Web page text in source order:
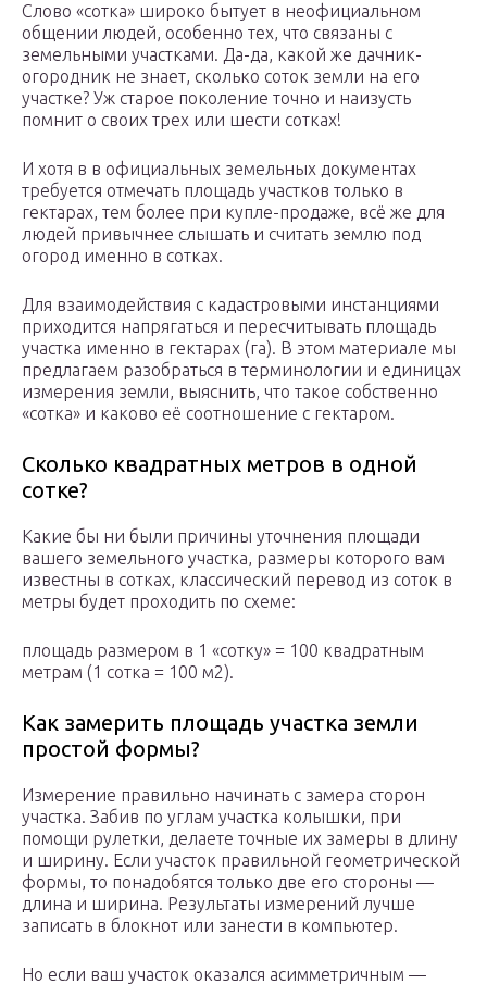
Слово «сотка» широко бытует в неофициальном
общении людей, особенно тех, что связаны с
земельными участками. Да-да, какой же дачник-
огородник не знает, сколько соток земли на его
участке? Уж старое поколение точно и наизусть
помнит о своих трех или шести сотках!
И хотя в в официальных земельных документах
требуется отмечать площадь участков только в
гектарах, тем более при купле-продаже, всё же для
людей привычнее слышать и считать землю под
огород именно в сотках.
Для взаимодействия с кадастровыми инстанциями
приходится напрягаться и пересчитывать площадь
участка именно в гектарах (га). В этом материале мы
предлагаем разобраться в терминологии и единицах
измерения земли, выяснить, что такое собственно
«сотка» и каково её соотношение с гектаром.
Сколько квадратных метров в одной
сотке?
Какие бы ни были причины уточнения площади
вашего земельного участка, размеры которого вам
известны в сотках, классический перевод из соток в
метры будет проходить по схеме:
площадь размером в 1 «сотку» = 100 квадратным
метрам (1 сотка = 100 м2).
Как замерить площадь участка земли
простой формы?
Измерение правильно начинать с замера сторон
участка. Забив по углам участка колышки, при
помощи рулетки, делаете точные их замеры в длину
и ширину. Если участок правильной геометрической
формы, то понадобятся только две его стороны —
длина и ширина. Результаты измерений лучше
записать в блокнот или занести в компьютер.
Но если ваш участок оказался асимметричным —